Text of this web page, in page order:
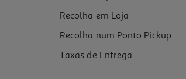
Recolha em Loja
Recolha num Ponto Pickup
Taxas de Entrega